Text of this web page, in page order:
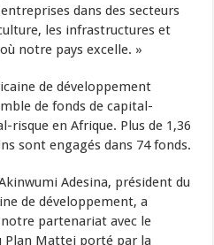
dans des secteurs
les infrastructures et
notre pays excelle. »
de développement
de fonds de capital-
risque en Afrique. Plus de 1,36
sont engagés dans 74 fonds.
Adesina, président du
de développement, a
notre partenariat avec le
Plan Mattei porté par la